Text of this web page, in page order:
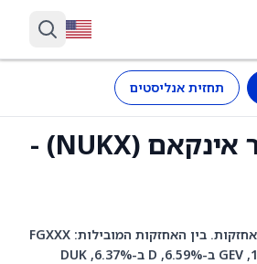
תחזית אנליסטים
ניקולס נוקליר אינקאם (NUKX) -
NUKX היא קרן סל עם 19 אחזקות. בין האחזקות המובילות: FGXXX
ב-16.88%, URA ב-12.15%, GEV ב-6.59%, D ב-6.37%, DUK